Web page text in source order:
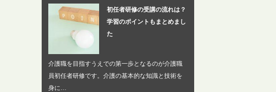
初任者研修の受講の流れは？
学習のポイントもまとめまし
た
介護職を目指すうえでの第一歩となるのが介護職
員初任者研修です。介護の基本的な知識と技術を
身に…